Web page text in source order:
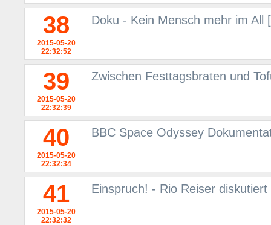
38
2015-05-20
22:32:52
Doku - Kein Mensch mehr im All
39
2015-05-20
22:32:39
Zwischen Festtagsbraten und
40
2015-05-20
22:32:34
BBC Space Odyssey
41
2015-05-20
22:32:32
Einspruch! - Rio Reiser